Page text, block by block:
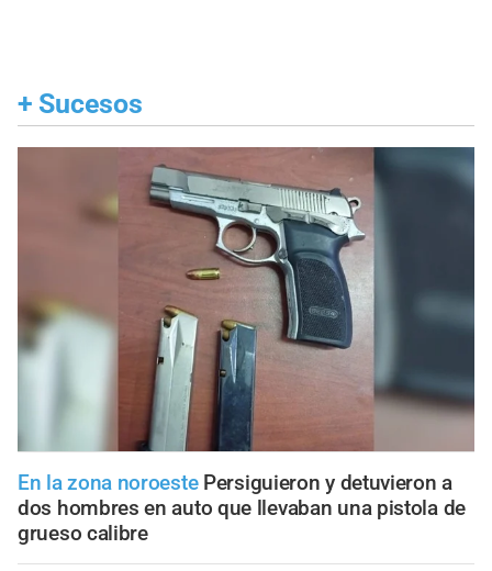
+ Sucesos
En la zona noroeste Persiguieron y detuvieron a
dos hombres en auto que llevaban una pistola de
grueso calibre